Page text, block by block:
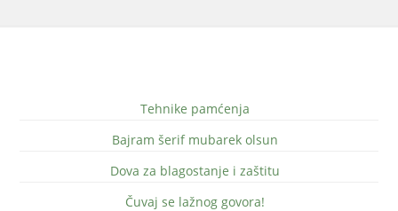
Tehnike pamćenja
Bajram šerif mubarek olsun
Dova za blagostanje i zaštitu
Čuvaj se lažnog govora!